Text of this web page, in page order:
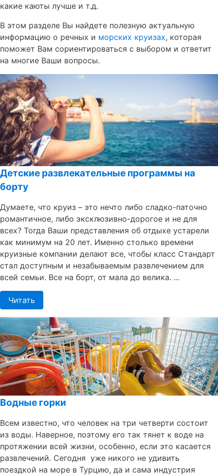
какие каюты лучше и т.д.
В этом разделе Вы найдете полезную актуальную
информацию о речных и морских круизах, которая
поможет Вам сориентироваться с выбором и ответит
на многие Ваши вопросы.
Детские развлекательные программы на
борту
Думаете, что круиз – это нечто либо сладко-паточно
романтичное, либо эксклюзивно-дорогое и не для
всех? Тогда Ваши представления об отдыхе устарели
как минимум на 20 лет. Именно столько времени
круизные компании делают все, чтобы класс Стандарт
стал доступным и незабываемым развлечением для
всей семьи. Все на борт, от мала до велика. ...
Читать
Водные горки
Всем известно, что человек на три четверти состоит
из воды. Наверное, поэтому его так тянет к воде на
протяжении всей жизни, особенно, если это касается
развлечений. Сегодня уже никого не удивить
поездкой на море в Турцию, да и сама индустрия